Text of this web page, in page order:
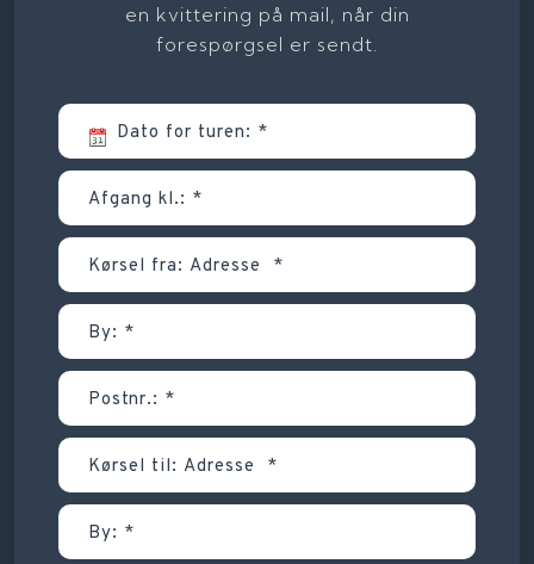
en kvittering på mail, når din
forespørgsel er sendt.​